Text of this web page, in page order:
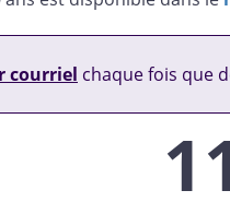
courriel chaque fois que